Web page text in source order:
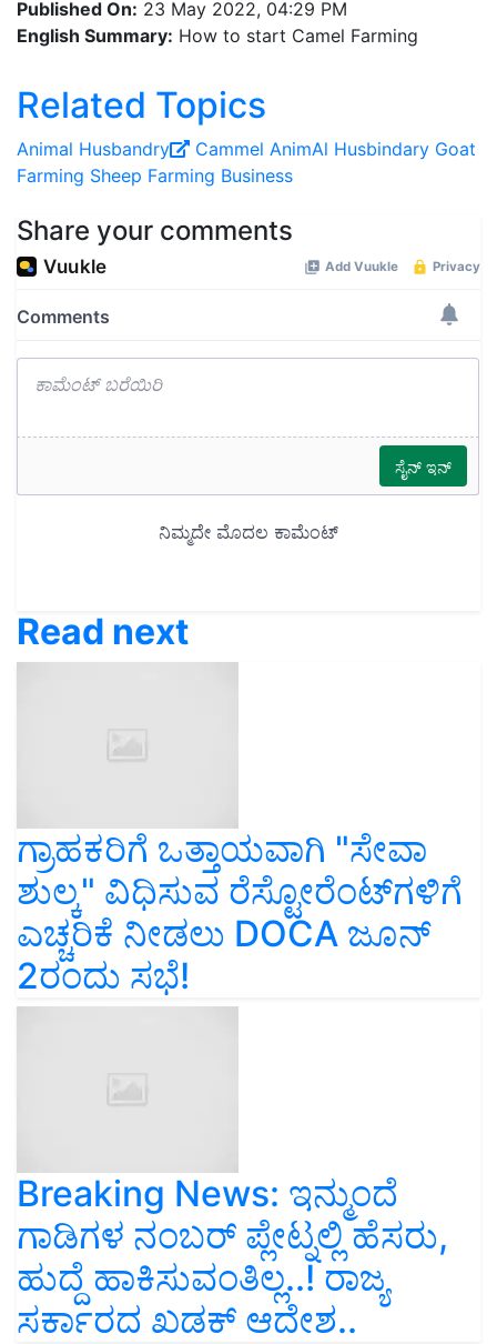
Published On: 23 May 2022, 04:29 PM
English Summary: How to start Camel Farming
Related Topics
Animal Husbandry Cammel AnimAl Husbindary Goat
Farming Sheep Farming Business
Share your comments
Read next
ಗ್ರಾಹಕರಿಗೆ ಒತ್ತಾಯವಾಗಿ "ಸೇವಾ
ಶುಲ್ಕ" ವಿಧಿಸುವ ರೆಸ್ಟೋರೆಂಟ್‌ಗಳಿಗೆ
ಎಚ್ಚರಿಕೆ ನೀಡಲು DOCA ಜೂನ್
2ರಂದು ಸಭೆ!
Breaking News: ಇನ್ಮುಂದೆ
ಗಾಡಿಗಳ ನಂಬರ್ ಪ್ಲೇಟ್ನಲ್ಲಿ ಹೆಸರು,
ಹುದ್ದೆ ಹಾಕಿಸುವಂತಿಲ್ಲ..! ರಾಜ್ಯ
ಸರ್ಕಾರದ ಖಡಕ್ ಆದೇಶ..